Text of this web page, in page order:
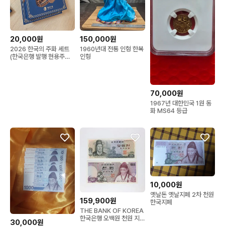
20,000원
2026 한국의 주화 세트
(한국은행 발행 현용주화
150,000원
1960년대 전통 인형 한복
인형
70,000원
1967년 대한민국 1원 동
화 MS64 등급
30,000원
159,900원
THE BANK OF KOREA
한국은행 오백원 천원 지
10,000원
옛날돈 옛날지폐 2차 천원
한국지폐